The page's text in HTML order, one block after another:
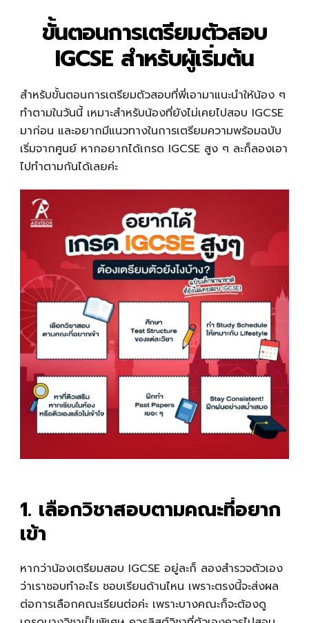
ขั้นตอนการเตรียมตัวสอบ
IGCSE สำหรับผู้เริ่มต้น
สำหรับขั้นตอนการเตรียมตัวสอบที่พี่เอามาแนะนำให้น้อง ๆ
ทำตามในวันนี้ เหมาะสำหรับน้องที่ยังไม่เคยไปสอบ IGCSE
มาก่อน และอยากมีแนวทางในการเตรียมความพร้อมฉบับ
เริ่มจากศูนย์ หากอยากได้เกรด IGCSE สูง ๆ ละก็ลองเอา
ไปทำตามกันได้เลยค่ะ
1. เลือกวิชาสอบตามคณะที่อยาก
เข้า
หากว่าน้องเตรียมสอบ IGCSE อยู่ละก็ ลองสำรวจตัวเอง
ว่าเราชอบทำอะไร ชอบเรียนด้านไหน เพราะตรงนี้จะส่งผล
ต่อการเลือกคณะเรียนต่อค่ะ เพราะบางคณะก็จะต้องดู